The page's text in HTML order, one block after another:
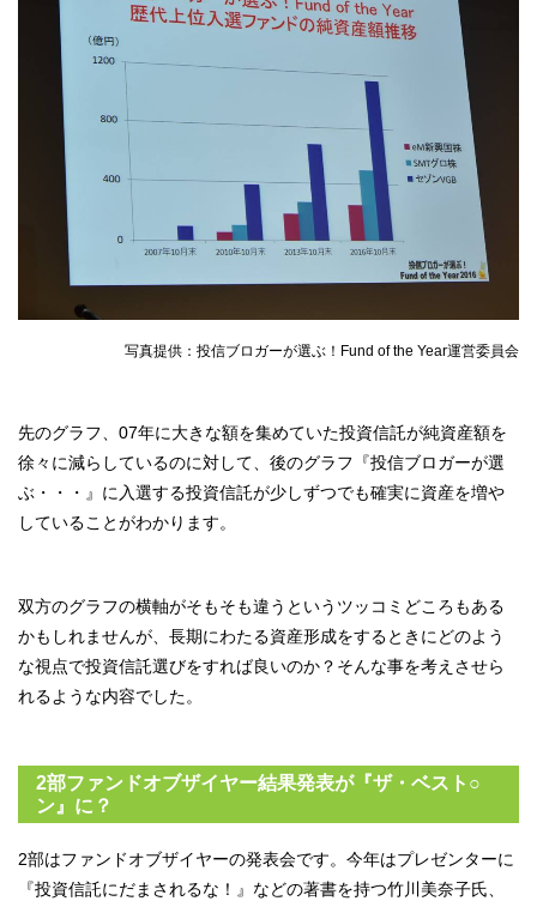
写真提供：投信ブロガーが選ぶ！Fund of the Year運営委員会
先のグラフ、07年に大きな額を集めていた投資信託が純資産額を
徐々に減らしているのに対して、後のグラフ『投信ブロガーが選
ぶ・・・』に入選する投資信託が少しずつでも確実に資産を増や
していることがわかります。
双方のグラフの横軸がそもそも違うというツッコミどころもある
かもしれませんが、長期にわたる資産形成をするときにどのよう
な視点で投資信託選びをすれば良いのか？そんな事を考えさせら
れるような内容でした。
2部ファンドオブザイヤー結果発表が『ザ・ベスト○
ン』に？
2部はファンドオブザイヤーの発表会です。今年はプレゼンターに
『投資信託にだまされるな！』などの著書を持つ竹川美奈子氏、